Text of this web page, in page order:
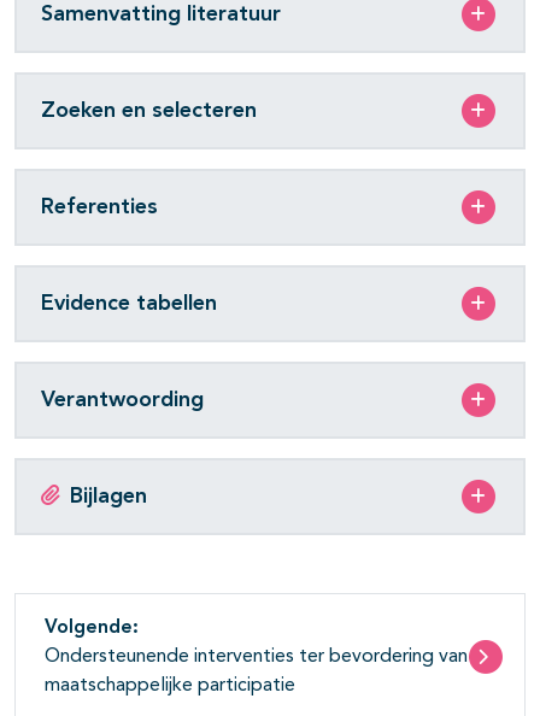
Samenvatting literatuur
Zoeken en selecteren
Referenties
Evidence tabellen
Verantwoording
Bijlagen
Volgende:
Ondersteunende interventies ter bevordering van
maatschappelijke participatie